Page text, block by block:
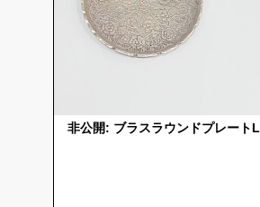
非公開: ブラスラウンドプレートL